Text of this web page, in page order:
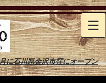
に石川県金沢市窪にオープン